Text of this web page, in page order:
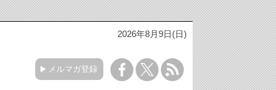
2026年8月9日(日)
メルマガ登録